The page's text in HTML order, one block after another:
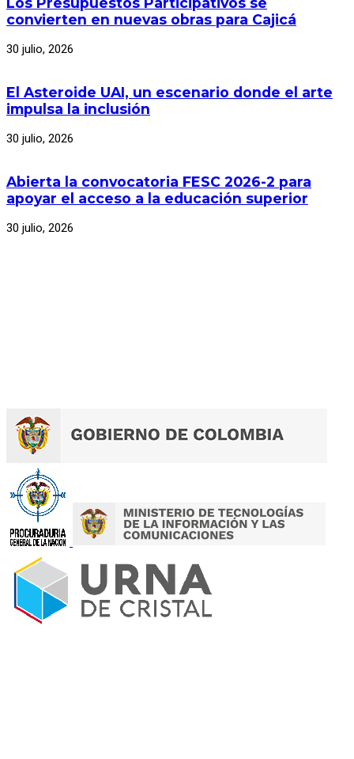
convierten en nuevas obras para Cajicá
30 julio, 2026
El Asteroide UAI, un escenario donde el arte
impulsa la inclusión
30 julio, 2026
Abierta la convocatoria FESC 2026-2 para
apoyar el acceso a la educación superior
30 julio, 2026